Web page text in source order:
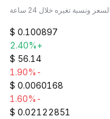
السعر ونسبة تغيره خلال 24 ساعة
$ 0.100897
+2.40%
$ 56.14
-1.90%
$ 0.0060168
-1.60%
$ 0.02122851